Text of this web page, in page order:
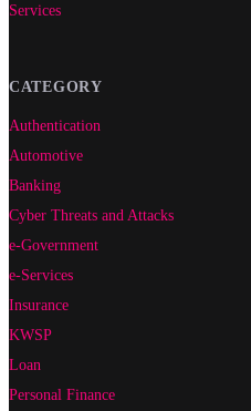
Services
CATEGORY
Authentication
Automotive
Banking
Cyber Threats and Attacks
e-Government
e-Services
Insurance
KWSP
Loan
Personal Finance